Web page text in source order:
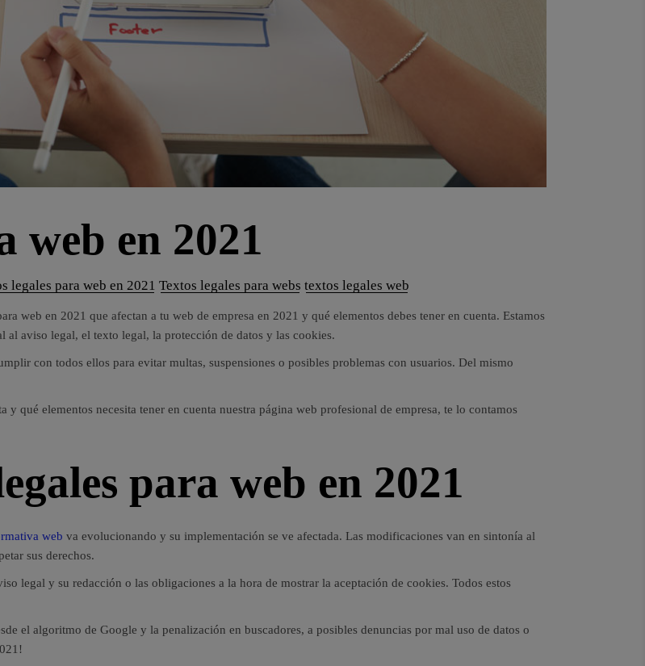
web en 2021
legales para web en 2021 Textos legales para webs textos legales web
web en 2021 que afectan a tu web de empresa en 2021 y qué elementos debes tener en cuenta. Estamos
al aviso legal, el texto legal, la protección de datos y las cookies.
con todos ellos para evitar multas, suspensiones o posibles problemas con usuarios. Del mismo
qué elementos necesita tener en cuenta nuestra página web profesional de empresa, te lo contamos
para web en 2021
web va evolucionando y su implementación se ve afectada. Las modificaciones van en sintonía al
sus derechos.
legal y su redacción o las obligaciones a la hora de mostrar la aceptación de cookies. Todos estos
el algoritmo de Google y la penalización en buscadores, a posibles denuncias por mal uso de datos o